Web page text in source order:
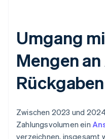
Umgang
Mengen
Rückgaben
Zwischen 2023 und
Zahlungsvolumen ein
verzeichnen, insgesamt